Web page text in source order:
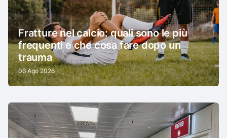
Fratture nel calcio: quali sono le più
frequenti e che cosa fare dopo un
trauma
06 Ago 2026